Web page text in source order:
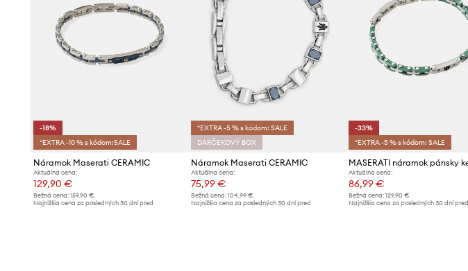
-18%
*EXTRA -10 % s kódom:SALE
Náramok Maserati CERAMIC
Aktuálna cena:
129,90 €
Bežná cena: 159,90 €
Najnižšia cena za posledných 30 dní pred
*EXTRA -5 % s kódom: SALE
DARČEKOVÝ BOX
Náramok Maserati CERAMIC
Aktuálna cena:
75,99 €
Bežná cena:104,99 €
Najnižšia cena za posledných 30 dní pred
-33%
*EXTRA -5 % s kódom: SALE
Aktuálna cena:
86,99 €
Bežná cena: 129,90 €
Najnižšia cena za posledných 30 dní pred